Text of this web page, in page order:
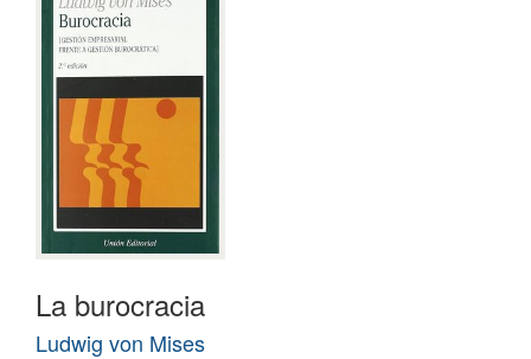
La burocracia
Ludwig von Mises